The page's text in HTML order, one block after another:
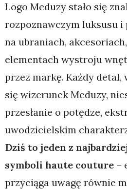
Logo Meduzy stało się
rozpoznawczym luksusu
na ubraniach,
elementach wystroju
przez markę. Każdy
się wizerunek Meduzy,
przesłanie o potędze,
uwodzicielskim
Dziś to jeden z
symboli haute couture –
przyciąga uwagę równie